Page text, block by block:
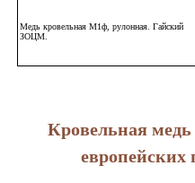
Медь кровельная М1ф, рулонная. Гайский
ЗОЦМ.
Кровельная
европейских